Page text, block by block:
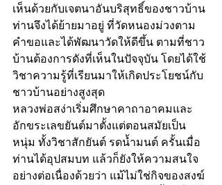
เห็นด้วยกับเจตนาอันบริสุทธิ์ของชาวบ้าน
ท่านจึงได้ย้ายมาอยู่ ที่วัดหนองม่วงตาม
คำขอและได้พัฒนาวัดให้ดีขึ้น ตามที่ชาว
บ้านต้องการดังที่เห็นในปัจจุบัน โดยได้ใช้
วิชาความรู้ที่เรียนมาให้เกิดประโยชน์กับ
ชาวบ้านอย่างสูงสุด
หลวงพ่อสง่าเริ่มศึกษาคาถาอาคมและ
อักขระเลขยันต์มาตั้งแต่ตอนสมัยเป็น
หนุ่ม ทั้งวิชาสักยันต์ รดน้ำมนต์ ครั้นเมื่อ
ท่านได้อุปสมบท แล้วก็ยังให้ความสนใจ
อย่างต่อเนื่องด้วยว่า แม้ไม่ใช่กิจของสงฆ์